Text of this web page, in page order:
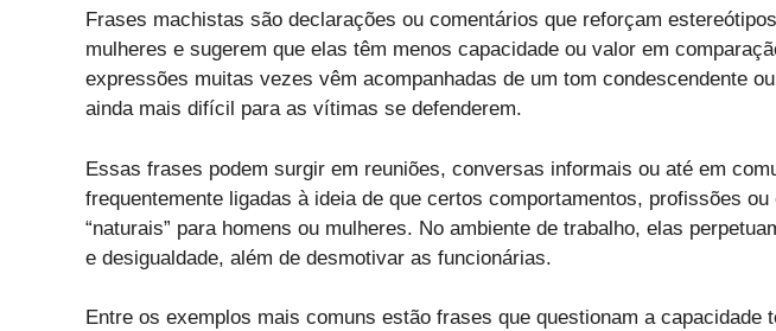
Frases machistas são declarações ou comentários que reforçam
mulheres e sugerem que elas têm menos capacidade ou valor em
expressões muitas vezes vêm acompanhadas de um tom condescendente
ainda mais difícil para as vítimas se defenderem.
Essas frases podem surgir em reuniões, conversas informais ou até em
frequentemente ligadas à ideia de que certos comportamentos, profissões
“naturais” para homens ou mulheres. No ambiente de trabalho, elas
e desigualdade, além de desmotivar as funcionárias.
Entre os exemplos mais comuns estão frases que questionam a capacidade